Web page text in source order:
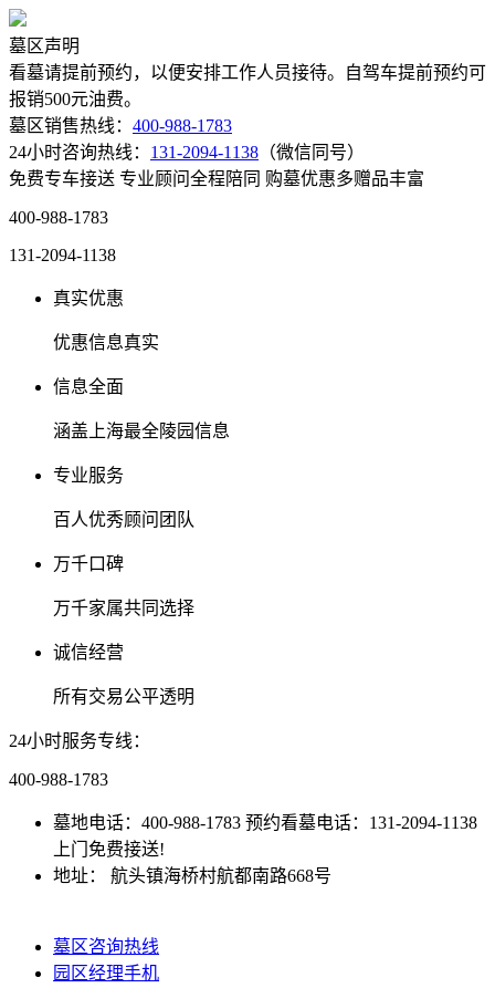
墓区声明
看墓请提前预约，以便安排工作人员接待。自驾车提前预约可
报销500元油费。
墓区销售热线： 400-988-1783
24小时咨询热线： 131-2094-1138 （微信同号）
免费专车接送 专业顾问全程陪同 购墓优惠多赠品丰富
400-988-1783
131-2094-1138
真实优惠
优惠信息真实
信息全面
涵盖上海最全陵园信息
专业服务
百人优秀顾问团队
万千口碑
万千家属共同选择
诚信经营
所有交易公平透明
24小时服务专线：
400-988-1783
墓地电话：400-988-1783 预约看墓电话：131-2094-1138
上门免费接送!
地址： 航头镇海桥村航都南路668号
墓区咨询热线
园区经理手机